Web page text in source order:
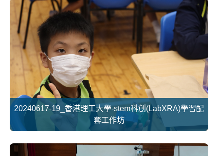
20240617-19_香港理工大學-stem科創(LabXRA)學習配
套工作坊